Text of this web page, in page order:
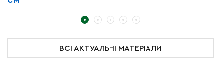
ВСІ АКТУАЛЬНІ МАТЕРІАЛИ